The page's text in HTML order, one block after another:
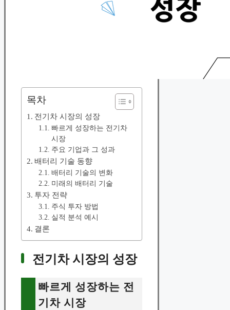
목차
전기차 시장의 성장
빠르게 성장하는 전기차
시장
주요 기업과 그 성과
배터리 기술 동향
배터리 기술의 변화
미래의 배터리 기술
투자 전략
주식 투자 방법
실적 분석 예시
결론
전기차 시장의 성장
빠르게 성장하는 전
기차 시장